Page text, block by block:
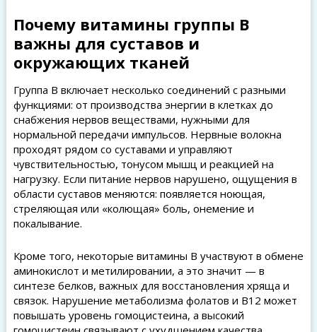
Почему витамины группы B
важны для суставов и
окружающих тканей
Группа B включает несколько соединений с разными
функциями: от производства энергии в клетках до
снабжения нервов веществами, нужными для
нормальной передачи импульсов. Нервные волокна
проходят рядом со суставами и управляют
чувствительностью, тонусом мышц и реакцией на
нагрузку. Если питание нервов нарушено, ощущения в
области суставов меняются: появляется ноющая,
стреляющая или «колющая» боль, онемение и
покалывание.
Кроме того, некоторые витамины B участвуют в обмене
аминокислот и метилировании, а это значит — в
синтезе белков, важных для восстановления хряща и
связок. Нарушение метаболизма фолатов и B12 может
повышать уровень гомоцистеина, а высокий